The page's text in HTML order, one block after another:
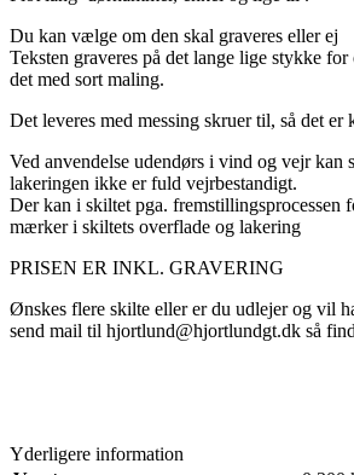
Du kan vælge om den skal graveres eller ej
Teksten graveres på det lange lige stykke
det med sort maling.
Det leveres med messing skruer til, så det
Ved anvendelse udendørs i vind og vejr kan
lakeringen ikke er fuld vejrbestandigt.
Der kan i skiltet pga. fremstillingsprocessen
mærker i skiltets overflade og lakering
PRISEN ER INKL. GRAVERING
Ønskes flere skilte eller er du udlejer og vil
send mail til hjortlund@hjortlundgt.dk så
Yderligere information